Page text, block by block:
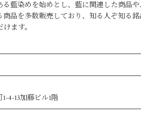
藍染めを始めとし、藍に関連した商品や
品を多数販売しており、知る人ぞ知る銘
ます。
4-13加藤ビル1階